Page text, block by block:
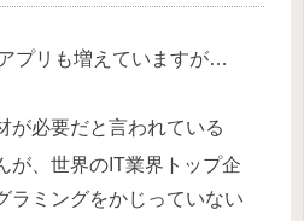
プリも増えていますが…
が必要だと言われている
が、世界のIT業界トップ企
ラミングをかじっていない